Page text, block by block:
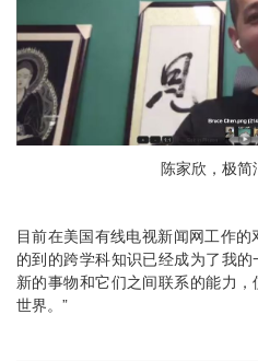
陈家欣，极简
目前在美国有线电视新闻网工作
的到的跨学科知识已经成为了我
新的事物和它们之间联系的能力
世界。”